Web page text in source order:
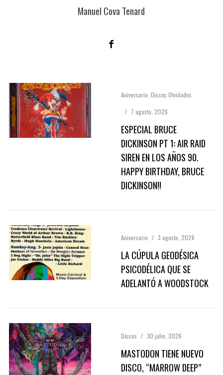
Manuel Cova Tenard
Aniversario Discos Olvidados
7 agosto, 2026
ESPECIAL BRUCE
DICKINSON PT 1: AIR RAID
SIREN EN LOS AÑOS 90.
HAPPY BIRTHDAY, BRUCE
DICKINSON!!
Aniversario 3 agosto, 2026
LA CÚPULA GEODÉSICA
PSICODÉLICA QUE SE
ADELANTÓ A WOODSTOCK
Discos 30 julio, 2026
MASTODON TIENE NUEVO
DISCO, “MARROW DEEP”